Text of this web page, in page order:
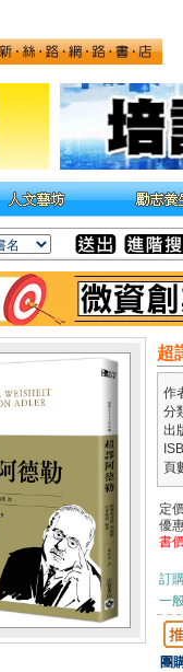
超
作
分
出
頁
定
優
書
訂
一
團